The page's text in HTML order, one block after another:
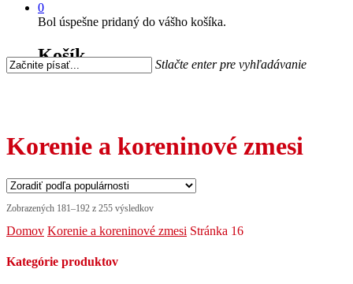
0
Bol úspešne pridaný do vášho košíka.
Košík Stlačte enter pre vyhľadávanie
Korenie a koreninové zmesi
Zobrazených 181–192 z 255 výsledkov
Domov Korenie a koreninové zmesi Stránka 16
Kategórie produktov